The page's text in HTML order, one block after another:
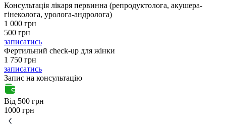
Консультація лікаря первинна (репродуктолога, акушера-
гінеколога, уролога-андролога)
1 000 грн
500 грн
записатись
Фертильний check-up для жінки
1 750 грн
записатись
Запис на консультацію
Від 500 грн
1000 грн